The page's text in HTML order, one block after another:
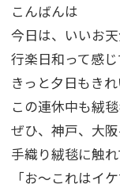
こんばんは
今日は、いいお
行楽日和って感
きっと夕日もき
この連休中も絨
ぜひ、神戸、大
手織り絨毯に触
「お～これはイ